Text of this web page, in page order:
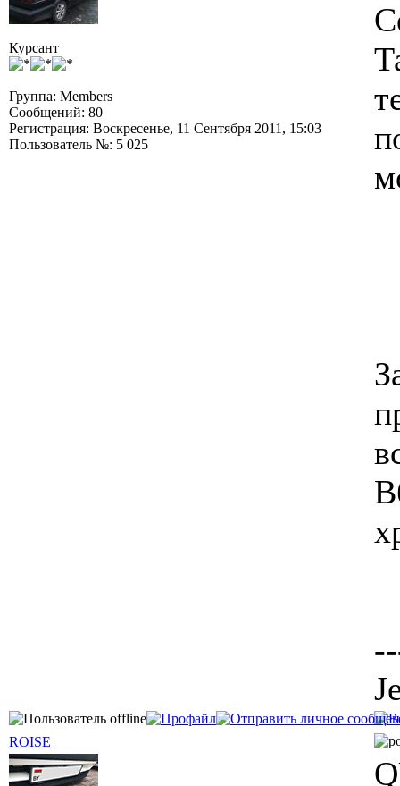
Курсант
Группа: Members
Сообщений: 80
Регистрация: Воскресенье, 11 Сентября 2011, 15:03
Пользователь №: 5 025
ROISE